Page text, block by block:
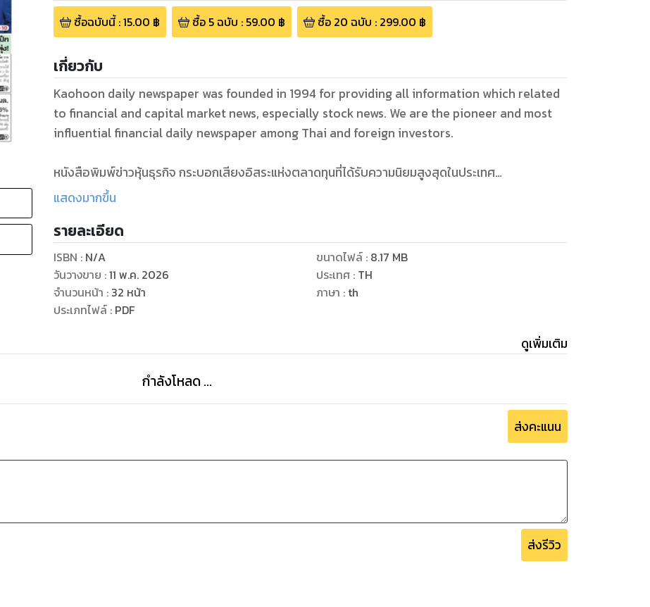
ซื้อฉบับนี้:15.00 ฿ ซื้อ 5ฉบับ : 59.00 ฿ ซื้อ 20 ฉบับ : 299.00 ฿
เกี่ยวกับ
Kaohoon daily newspaper was founded in 1994 for providing all information which related
to financial and capital market news, especially stock news. We are the pioneer and most
influential financial daily newspaper among Thai and foreign investors.
หนังสือพิมพ์ข่าวหุ้นธุรกิจ กระบอกเสียงอิสระแห่งตลาดทุนที่ได้รับความนิยมสูงสุดในประเทศ
แสดงมากขึ้น
รายละเอียด
ISBN : N/A
วันวางขาย :11 พ.ค. 2026
จำนวนหน้า : 32 หน้า
ประเภทไฟล์: PDF
ขนาดไฟล์: 8.17 MB
ประเทศ : TH
ภาษา : th
ดูเพิ่มเติม
กำลังโหลด ...
ส่งคะแนน
ส่งรีวิว